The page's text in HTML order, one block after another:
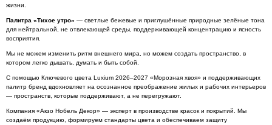
жизни.
Палитра «Тихое утро» — светлые бежевые и приглушённые природные зелёные тона
для нейтральной, не отвлекающей среды, поддерживающей концентрацию и ясность
восприятия.
Мы не можем изменить ритм внешнего мира, но можем создать пространство, в
котором легко дышать, думать и быть собой.
С помощью Ключевого цвета Luxium 2026–2027 «Морозная хвоя» и поддерживающих
палитр бренд вдохновляет на осознанное преображение жилых и рабочих интерьеров
— пространств, которые поддерживают, а не перегружают.
Компания «Акзо Нобель Декор» — эксперт в производстве красок и покрытий. Мы
создаём продукцию, формируем стандарты цвета и обеспечиваем защиту